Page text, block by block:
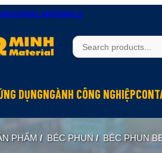
MATERIALS
Đồng Brass
DỤNG
Rửa bề mặt
Làm mát
NGÀNH CÔNG NGHIỆP
Hóa chất
PHẨM / BÉC PHUN / BÉC PHUN